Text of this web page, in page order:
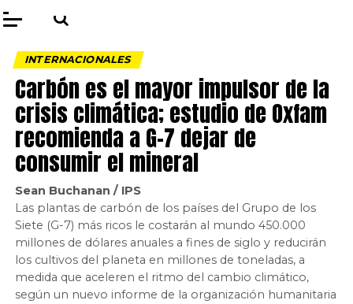
INTERNACIONALES
Carbón es el mayor impulsor de la
crisis climática; estudio de Oxfam
recomienda a G-7 dejar de
consumir el mineral
Sean Buchanan / IPS
Las plantas de carbón de los países del Grupo de los
Siete (G-7) más ricos le costarán al mundo 450.000
millones de dólares anuales a fines de siglo y reducirán
los cultivos del planeta en millones de toneladas, a
medida que aceleren el ritmo del cambio climático,
según un nuevo informe de la organización humanitaria